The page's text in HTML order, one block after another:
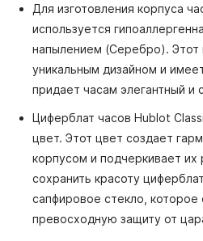
Для изготовления корпуса
используется
напылением (Серебро). Этот
уникальным дизайном и
придает часам элегантный и
Циферблат часов Hublot
цвет. Этот цвет создает
корпусом и подчеркивает
сохранить красоту
сапфировое стекло, которое
превосходную защиту от